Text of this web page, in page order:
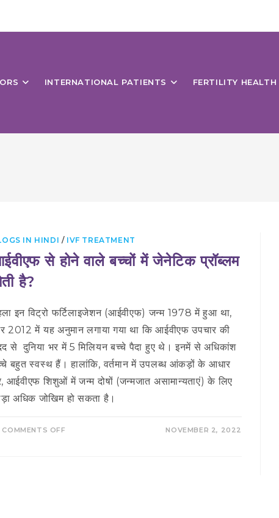
INTERNATIONAL PATIENTS FERTILITY HEALTH
IN HINDI / IVF TREATMENT
से होने वाले बच्चों में जेनेटिक प्रॉब्लम
है?
इन विट्रो फर्टिलाइजेशन (आईवीएफ) जन्म 1978 में हुआ था,
2012 में यह अनुमान लगाया गया था कि आईवीएफ उपचार की
से दुनिया भर में 5 मिलियन बच्चे पैदा हुए थे। इनमें से अधिकांश
बहुत स्वस्थ हैं। हालांकि, वर्तमान में उपलब्ध आंकड़ों के आधार
आईवीएफ शिशुओं में जन्म दोषों (जन्मजात असामान्यताएं) के लिए
अधिक जोखिम हो सकता है।
COMMENTS OFF NOVEMBER 2, 2022